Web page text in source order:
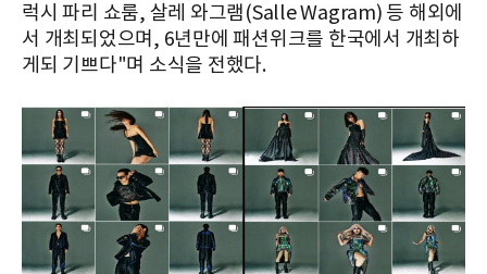
럭시 파리 쇼룸, 살레 와그램(Salle Wagram) 등 해외에
서 개최되었으며, 6년만에 패션위크를 한국에서 개최하
게되 기쁘다"며 소식을 전했다.